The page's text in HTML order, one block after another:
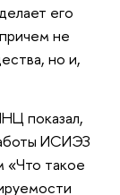
его
не
но и,
показал,
ИСИЭЗ
«Что такое